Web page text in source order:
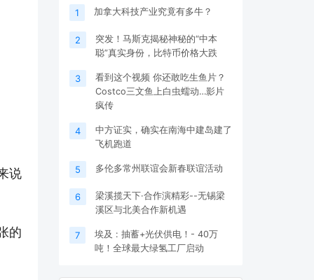
说
的
1 加拿大科技产业究竟有多牛？
2
突发！马斯克揭秘神秘的“中本
聪”真实身份，比特币价格大跌
3
看到这个视频 你还敢吃生鱼片？
Costco三文鱼上白虫蠕动…影片
疯传
4
中方证实，确实在南海中建岛建了
飞机跑道
5 多伦多常州联谊会新春联谊活动
6
梁溪揽天下·合作演精彩--无锡梁
溪区与北美合作新机遇
7
埃及 : 抽蓄+光伏供电！- 40万
吨！全球最大绿氢工厂启动